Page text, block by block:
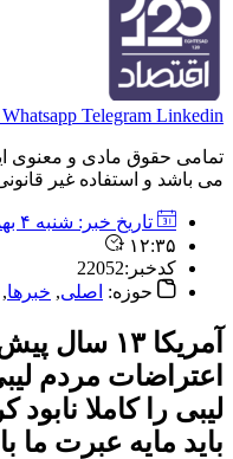
Whatsapp Telegram
و استفاده غیر قانونی از آن
تاریخ خبر:شنبه ۴ بهمن ۱۴۰۴
۱۲:۳۵
کدخبر:22052
حوزه:اصلی خبرها ,
آمریکا ۱۳ سال
مردم لیبی،
را کاملا نابود
مایه عبرت ما باشد